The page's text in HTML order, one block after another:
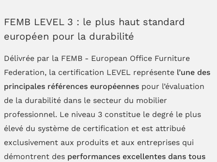
FEMB LEVEL 3 : le plus haut standard
européen pour la durabilité
Délivrée par la FEMB - European Office Furniture
Federation, la certification LEVEL représentel’une des
principales références européennespour l’évaluation
de la durabilité dans le secteur du mobilier
professionnel. Le niveau 3 constitue le degré le plus
élevé du système de certification et est attribué
exclusivement aux produits et aux entreprises qui
démontrent des performances excellentes dans tous